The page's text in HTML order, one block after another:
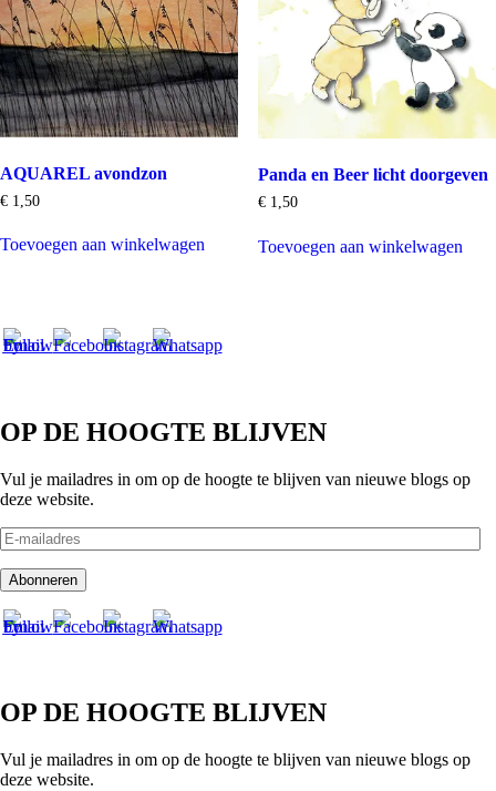
AQUAREL avondzon
€ 1,50
Toevoegen aan winkelwagen
Panda en Beer licht doorgeven
€1,50
Toevoegen aan winkelwagen
OP DE HOOGTE BLIJVEN
Vul je mailadres in om op de hoogte te blijven van nieuwe blogs op
deze website.
E-
mailadres
Abonneren
OP DE HOOGTE BLIJVEN
Vul je mailadres in om op de hoogte te blijven van nieuwe blogs op
deze website.